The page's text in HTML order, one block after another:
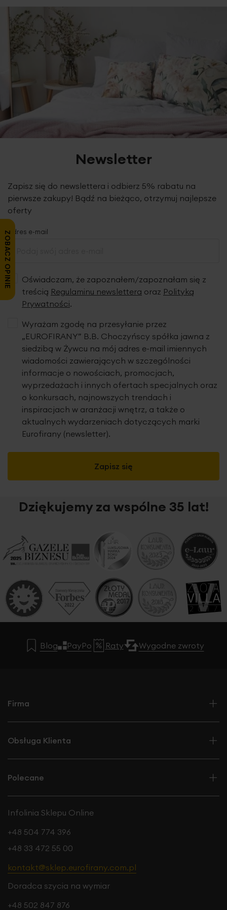
Newsletter
Zapisz się do newslettera i odbierz 5% rabatu na
pierwsze zakupy! Bądź na bieżąco, otrzymuj najlepsze
oferty
Adres e-mail
Oświadczam, że zapoznałem/zapoznałam się z
treścią Regulaminu newslettera oraz Polityką
Prywatności.
Zapisz się
Wyrażam zgodę na przesyłanie przez
„EUROFIRANY” B.B. Choczyńscy spółka jawna z
siedzibą w Żywcu na mój adres e-mail imiennych
wiadomości zawierających w szczególności
informacje o nowościach, promocjach,
wyprzedażach i innych ofertach specjalnych oraz
o konkursach, najnowszych trendach i
inspiracjach w aranżacji wnętrz, a także o
aktualnych wydarzeniach dotyczących marki
Eurofirany (newsletter).
Dziękujemy za wspólne 35 lat!
Blog PayPo Raty Wygodne zwroty
Firma
Obsługa Klienta
Polecane
Infolinia Sklepu Online
+48 504 774 396
+48 33 472 55 00
kontakt@sklep.eurofirany.com.pl
Doradca szycia na wymiar
+48 502 847 876
ZOBACZ OPINIE